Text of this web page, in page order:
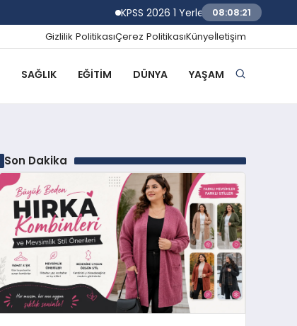
KPSS 2026 1 Yerleştirme Sonuçlarına
08:08:22
Gizlilik PolitikasıÇerez PolitikasıKünyeİletişim
SAĞLIK EĞITIM DÜNYA YAŞAM
Son Dakika